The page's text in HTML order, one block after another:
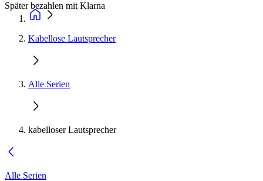
Später bezahlen mit Klarna
Kabellose Lautsprecher
Alle Serien
kabelloser Lautsprecher
Alle Serien